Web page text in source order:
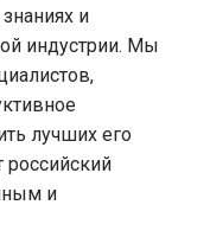
и
индустрии. Мы
лучших его
российский
и